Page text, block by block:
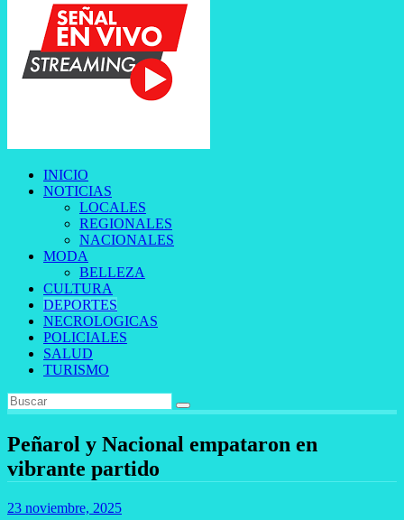
INICIO
NOTICIAS
LOCALES
REGIONALES
NACIONALES
MODA
BELLEZA
CULTURA
DEPORTES
NECROLOGICAS
POLICIALES
SALUD
TURISMO
Peñarol y Nacional empataron en
vibrante partido
23 noviembre, 2025